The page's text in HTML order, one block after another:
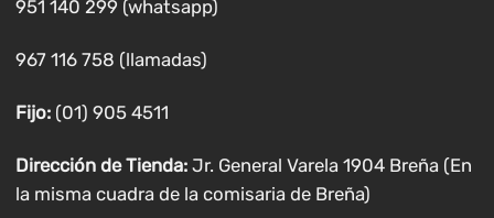
951 140 299 (whatsapp)
967 116 758 (llamadas)
Fijo:(01) 905 4511
Dirección de Tienda: Jr. General Varela 1904 Breña (En
la misma cuadra de la comisaria de Breña)